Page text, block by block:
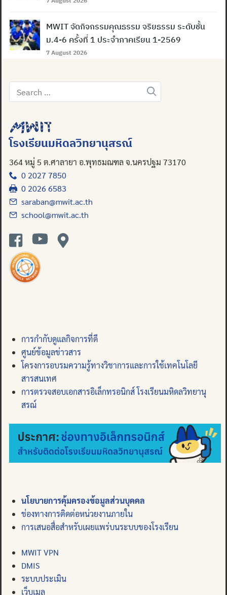
Search
for:
MWIT จัดกิจกรรมคุณธรรม จริยธรรม ระดับชั้น
ม.4-6 ครั้งที่ 1 ประจำภาคเรียน 1-2569
7 August 2026
Search
for:
โรงเรียนมหิดลวิทยานุสรณ์
364 หมู่ 5 ต.ศาลายา อ.พุทธมณฑล จ.นครปฐม 73170
0 2027 7850
0 2026 6583
saraban@mwit.ac.th
school@mwit.ac.th
การกำกับดูแลกิจการที่ดี
ศูนย์ข้อมูลข่าวสาร
โครงการอบรมความรู้ทางวิชาการและการใช้เทคโนโลยี
สารสนเทศ
การตรวจสอบเอกสารอิเล็กทรอนิกส์ โรงเรียนมหิดลวิทยานุ
สรณ์
นโยบายการคุ้มครองข้อมูลส่วนบุคคล
ช่องทางการติดต่อหน่วยงานภายใน
การเสนอสื่อสำหรับเผยแพร่บนระบบของโรงเรียน
MWIT VPN
DMIS
ระบบประเมิน
เว็บเมล